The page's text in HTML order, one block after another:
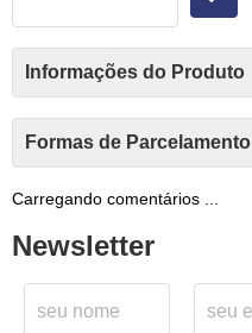
Informações do Produto
Formas de Parcelamento
Carregando comentários ...
Newsletter